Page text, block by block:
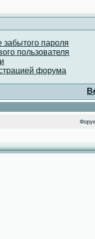
забытого пароля
пользователя
форума